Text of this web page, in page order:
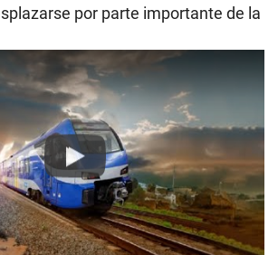
por parte importante de la
Play